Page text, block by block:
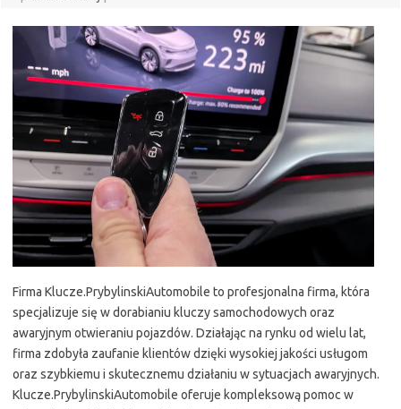
Firma Klucze.PrybylinskiAutomobile to profesjonalna firma, która
specjalizuje się w dorabianiu kluczy samochodowych oraz
awaryjnym otwieraniu pojazdów. Działając na rynku od wielu lat,
firma zdobyła zaufanie klientów dzięki wysokiej jakości usługom
oraz szybkiemu i skutecznemu działaniu w sytuacjach awaryjnych.
Klucze.PrybylinskiAutomobile oferuje kompleksową pomoc w